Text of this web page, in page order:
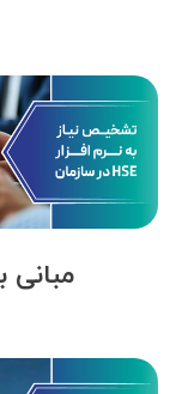
مبانی